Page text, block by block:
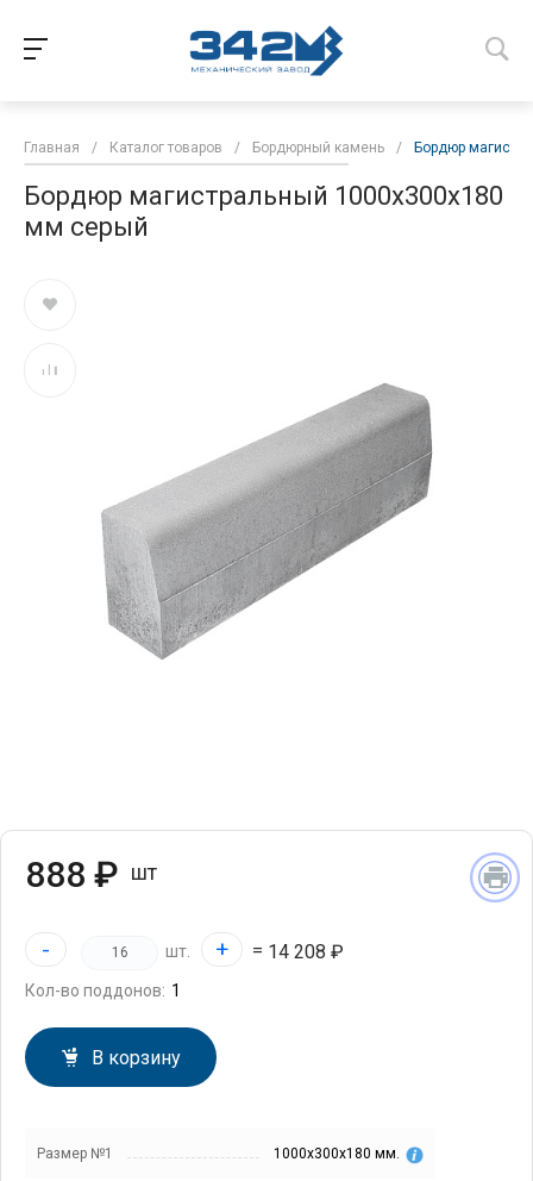
Главная / Каталог товаров / Бордюрный камень / Бордюр
Бордюр магистральный 1000х300х180
мм серый
888 ₽ шт
- шт. + = 14 208 ₽
Кол-во поддонов:
В корзину
Размер №1 1000х300х180 мм.